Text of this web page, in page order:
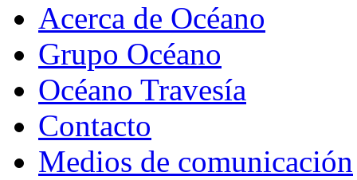
Acerca de Océano
Grupo Océano
Océano Travesía
Contacto
Medios de comunicación